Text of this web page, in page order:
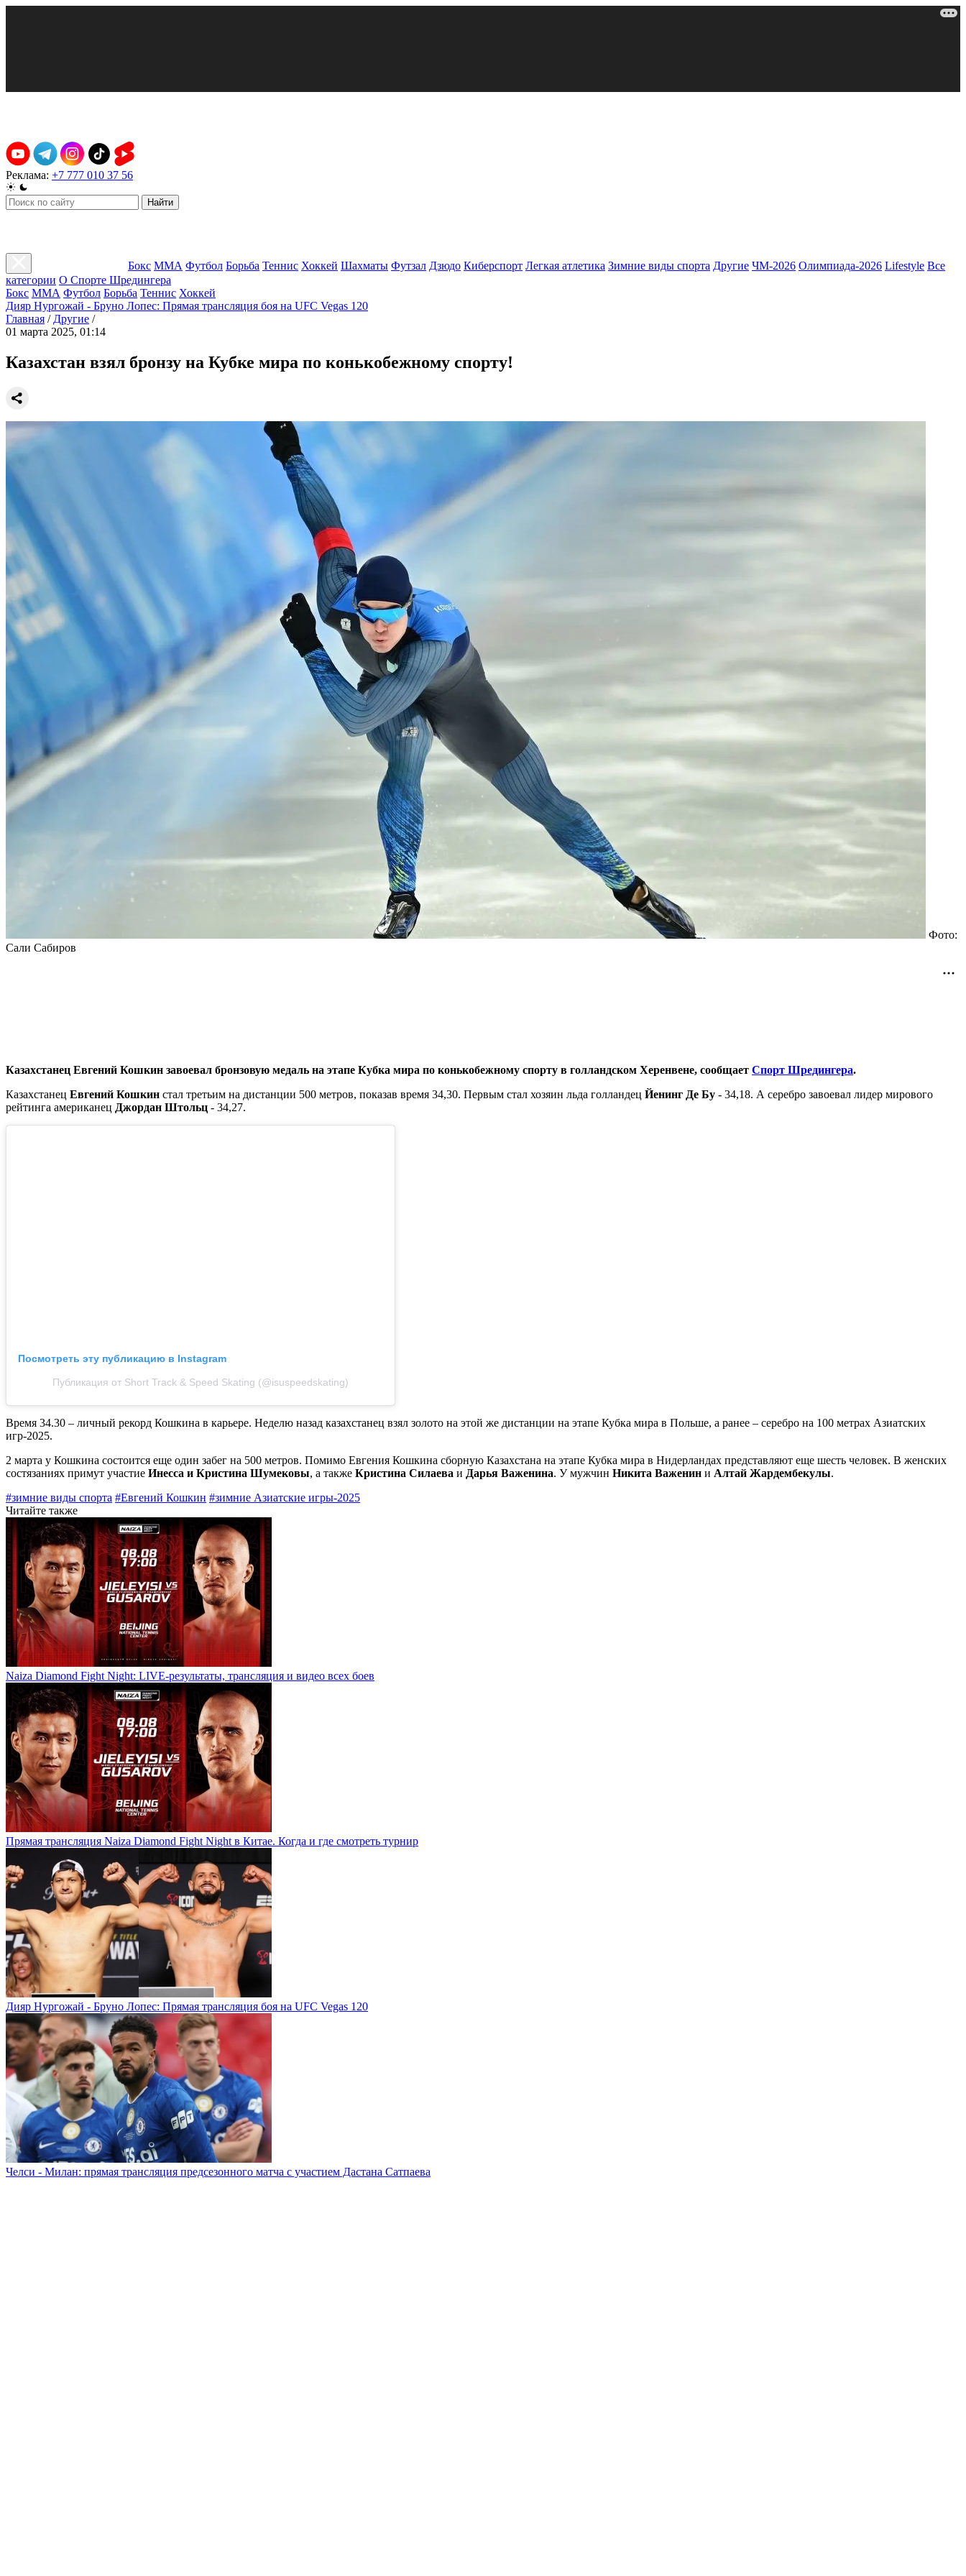
Реклама: +7 777 010 37 56
Найти
Бокс ММА Футбол Борьба Теннис Хоккей Шахматы Футзал Дзюдо Киберспорт Легкая атлетика Зимние виды спорта Другие ЧМ-2026 Олимпиада-2026 Lifestyle Все
категории О Спорте Шредингера
Бокс ММА Футбол Борьба Теннис Хоккей
Дияр Нургожай - Бруно Лопес: Прямая трансляция боя на UFC Vegas 120
Главная / Другие /
01 марта 2025, 01:14
Казахстан взял бронзу на Кубке мира по конькобежному спорту!
Фото:
Сали Сабиров
Казахстанец Евгений Кошкин завоевал бронзовую медаль на этапе Кубка мира по конькобежному спорту в голландском Херенвене, сообщает Спорт Шредингера.
Казахстанец Евгений Кошкин стал третьим на дистанции 500 метров, показав время 34,30. Первым стал хозяин льда голландец Йенинг Де Бу - 34,18. А серебро завоевал лидер мирового
рейтинга американец Джордан Штольц - 34,27.
Посмотреть эту публикацию в Instagram
Публикация от Short Track & Speed Skating (@isuspeedskating)
Время 34.30 – личный рекорд Кошкина в карьере. Неделю назад казахстанец взял золото на этой же дистанции на этапе Кубка мира в Польше, а ранее – серебро на 100 метрах Азиатских
игр-2025.
2 марта у Кошкина состоится еще один забег на 500 метров. Помимо Евгения Кошкина сборную Казахстана на этапе Кубка мира в Нидерландах представляют еще шесть человек. В женских
состязаниях примут участие Инесса и Кристина Шумековы, а также Кристина Силаева и Дарья Важенина. У мужчин Никита Важенин и Алтай Жардембекулы.
#зимние виды спорта #Евгений Кошкин #зимние Азиатские игры-2025
Читайте также
Naiza Diamond Fight Night: LIVE-результаты, трансляция и видео всех боев
Прямая трансляция Naiza Diamond Fight Night в Китае. Когда и где смотреть турнир
Дияр Нургожай - Бруно Лопес: Прямая трансляция боя на UFC Vegas 120
Челси - Милан: прямая трансляция предсезонного матча с участием Дастана Сатпаева